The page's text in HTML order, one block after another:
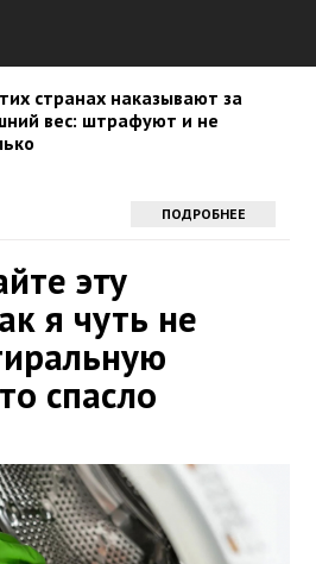
странах наказывают за
вес: штрафуют и не
ПОДРОБНЕЕ
эту
я чуть не
спасло